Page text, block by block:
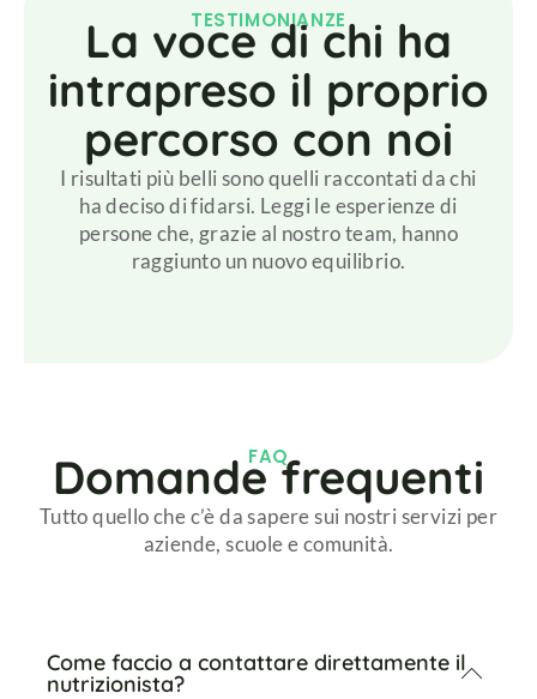
TESTIMONIANZE
La voce di chi ha
intrapreso il proprio
percorso con noi
I risultati più belli sono quelli raccontati da chi
ha deciso di fidarsi. Leggi le esperienze di
persone che, grazie al nostro team, hanno
raggiunto un nuovo equilibrio.
FAQ
Domande frequenti
Tutto quello che c’è da sapere sui nostri servizi per
aziende, scuole e comunità.
Come faccio a contattare direttamente il
nutrizionista?